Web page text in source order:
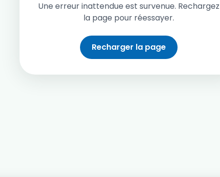
Une erreur inattendue est survenue. Rechargez
la page pour réessayer.
Recharger la page